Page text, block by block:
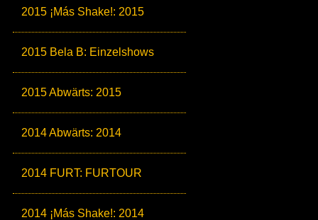
2015 ¡Más Shake!: 2015
2015 Bela B: Einzelshows
2015 Abwärts: 2015
2014 Abwärts: 2014
2014 FURT: FURTOUR
2014 ¡Más Shake!: 2014